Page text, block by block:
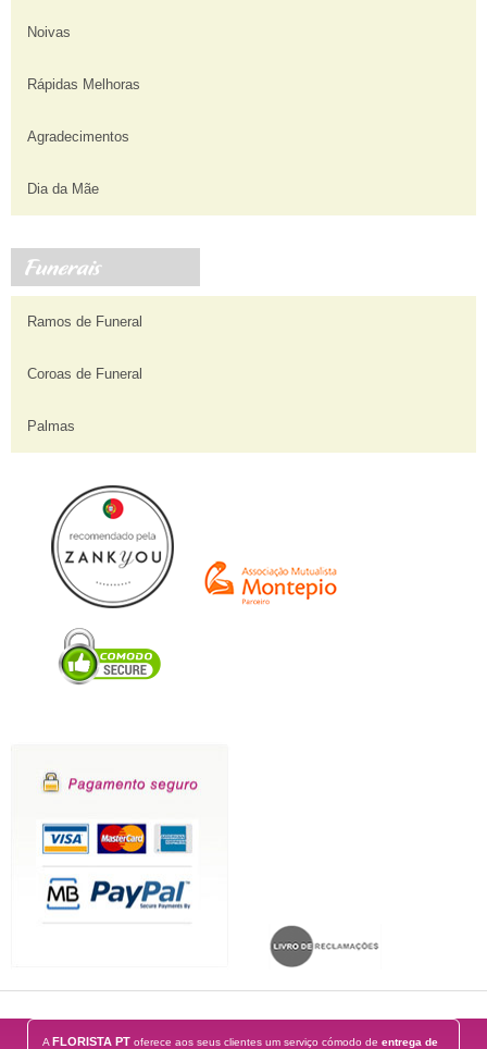
Noivas
Rápidas Melhoras
Agradecimentos
Dia da Mãe
Ramos de Funeral
Coroas de Funeral
Palmas
A FLORISTA PT oferece aos seus clientes um serviço cómodo de entrega de